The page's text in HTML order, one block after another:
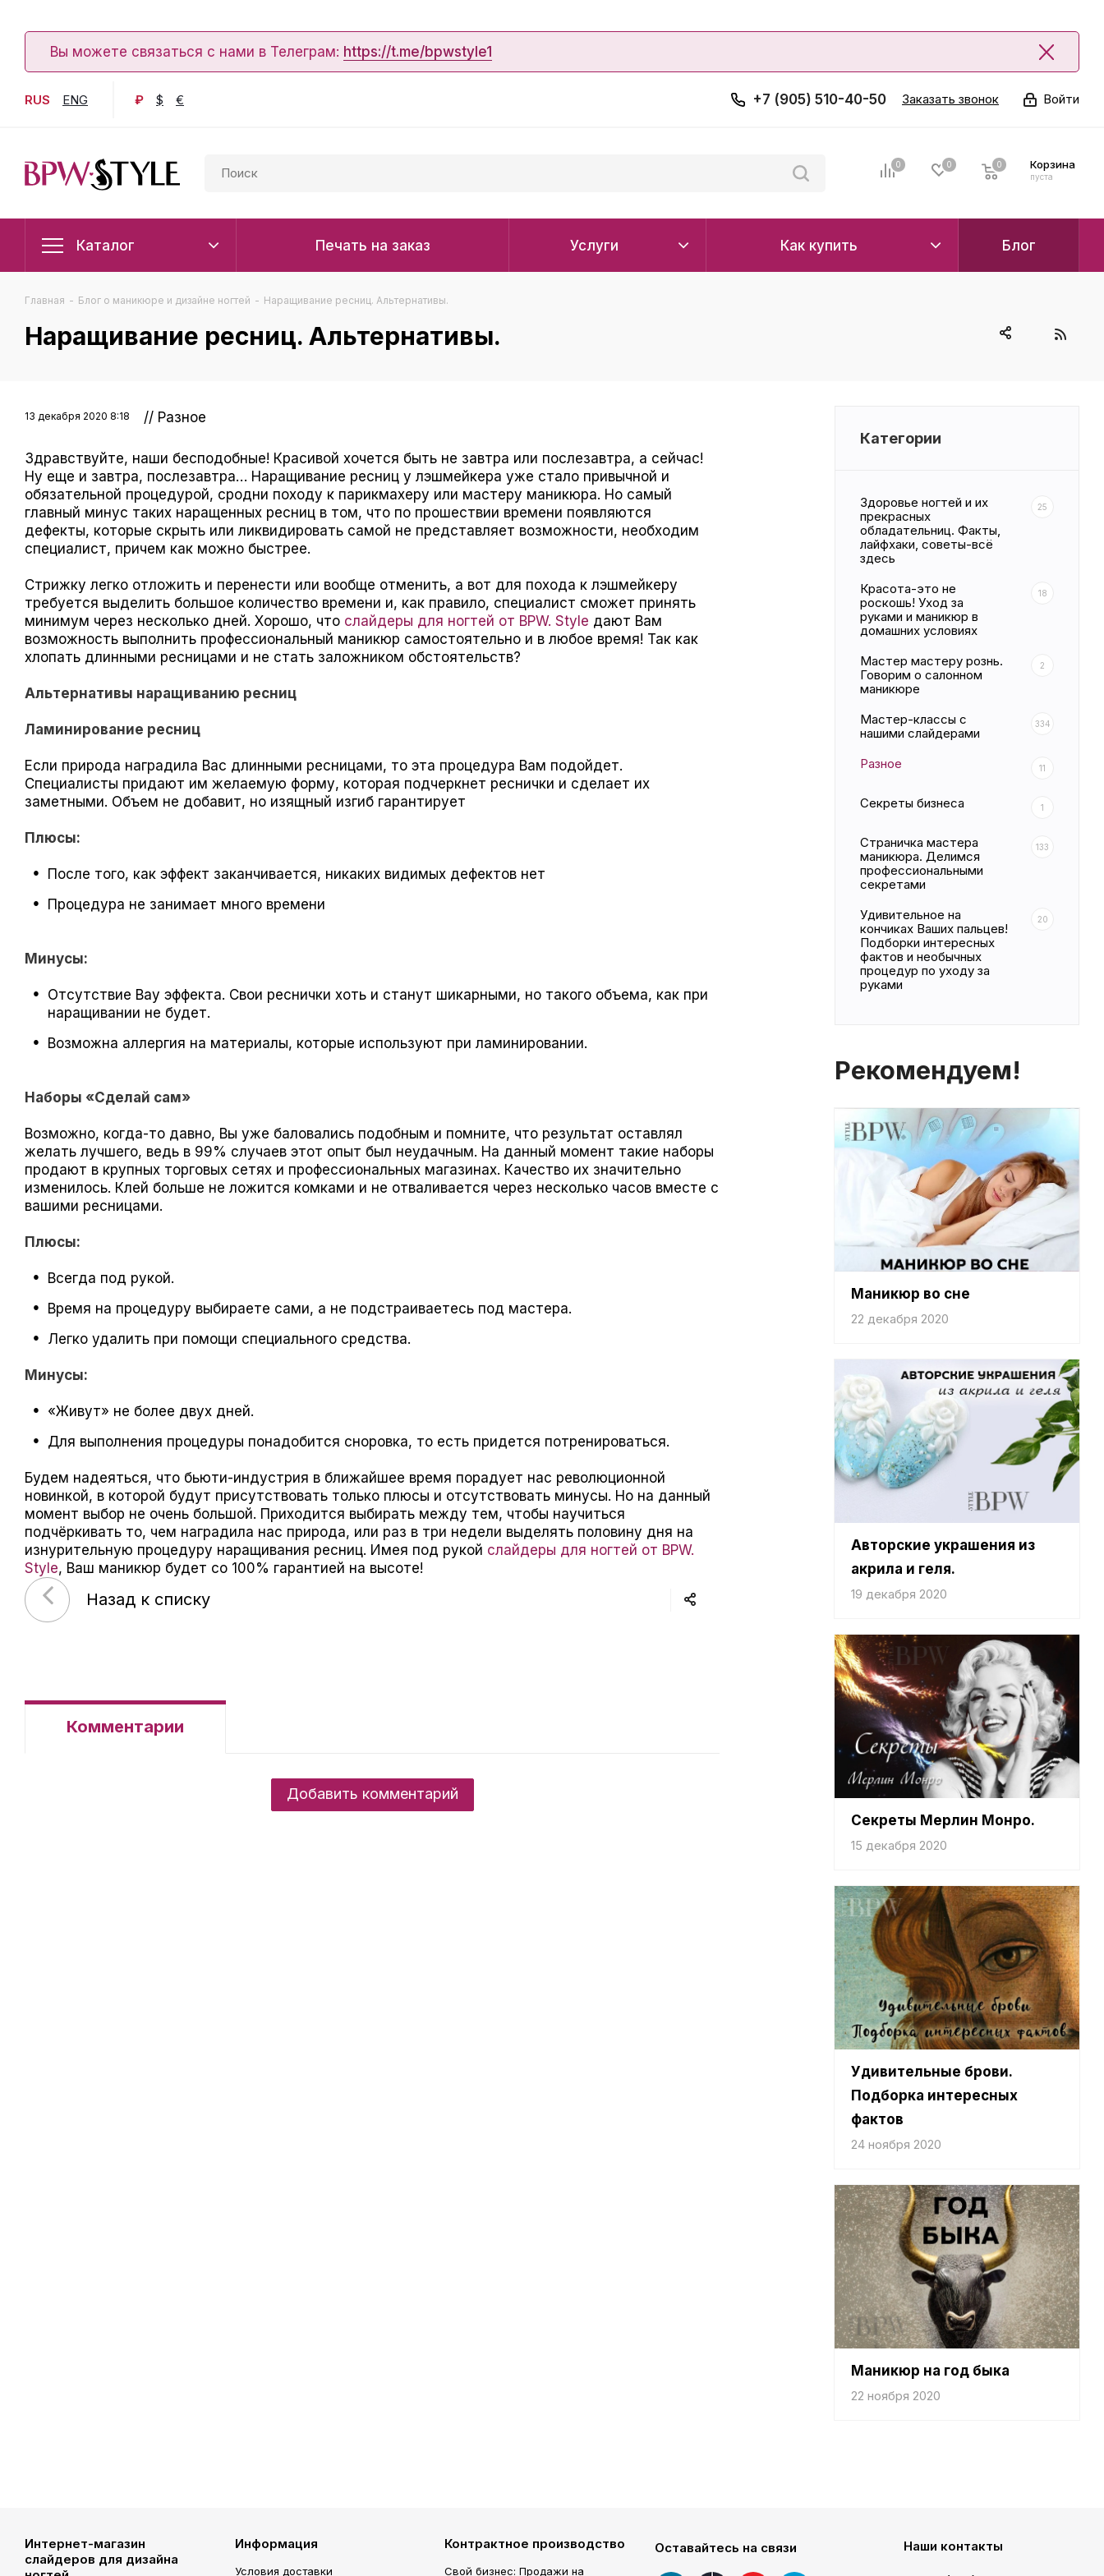
Вы можете связаться с нами в Телеграм: https://t.me/bpwstyle1
RUS ENG ₽ $ € Войти
+7 (905) 510-40-50 Заказать звонок
0 0 Корзина
0
пуста
0
Каталог Печать на заказ Услуги Как купить Блог
Главная - Блог о маникюре и дизайне ногтей - Наращивание ресниц. Альтернативы.
Наращивание ресниц. Альтернативы.
13 декабря 2020 8:18 // Разное
Здравствуйте, наши бесподобные! Красивой хочется быть не завтра или послезавтра, а сейчас!
Ну еще и завтра, послезавтра… Наращивание ресниц у лэшмейкера уже стало привычной и
обязательной процедурой, сродни походу к парикмахеру или мастеру маникюра. Но самый
главный минус таких наращенных ресниц в том, что по прошествии времени появляются
дефекты, которые скрыть или ликвидировать самой не представляет возможности, необходим
специалист, причем как можно быстрее.
Стрижку легко отложить и перенести или вообще отменить, а вот для похода к лэшмейкеру
требуется выделить большое количество времени и, как правило, специалист сможет принять
минимум через несколько дней. Хорошо, что слайдеры для ногтей от BPW. Style дают Вам
возможность выполнить профессиональный маникюр самостоятельно и в любое время! Так как
хлопать длинными ресницами и не стать заложником обстоятельств?
Альтернативы наращиванию ресниц
Ламинирование ресниц
Если природа наградила Вас длинными ресницами, то эта процедура Вам подойдет.
Специалисты придают им желаемую форму, которая подчеркнет реснички и сделает их
заметными. Объем не добавит, но изящный изгиб гарантирует
Плюсы:
После того, как эффект заканчивается, никаких видимых дефектов нет
Процедура не занимает много времени
Минусы:
Отсутствие Вау эффекта. Свои реснички хоть и станут шикарными, но такого объема, как при
наращивании не будет.
Возможна аллергия на материалы, которые используют при ламинировании.
Наборы «Сделай сам»
Возможно, когда-то давно, Вы уже баловались подобным и помните, что результат оставлял
желать лучшего, ведь в 99% случаев этот опыт был неудачным. На данный момент такие наборы
продают в крупных торговых сетях и профессиональных магазинах. Качество их значительно
изменилось. Клей больше не ложится комками и не отваливается через несколько часов вместе с
вашими ресницами.
Плюсы:
Всегда под рукой.
Время на процедуру выбираете сами, а не подстраиваетесь под мастера.
Легко удалить при помощи специального средства.
Минусы:
«Живут» не более двух дней.
Для выполнения процедуры понадобится сноровка, то есть придется потренироваться.
Будем надеяться, что бьюти-индустрия в ближайшее время порадует нас революционной
новинкой, в которой будут присутствовать только плюсы и отсутствовать минусы. Но на данный
момент выбор не очень большой. Приходится выбирать между тем, чтобы научиться
подчёркивать то, чем наградила нас природа, или раз в три недели выделять половину дня на
изнурительную процедуру наращивания ресниц. Имея под рукой слайдеры для ногтей от BPW.
Style, Ваш маникюр будет со 100% гарантией на высоте!
Назад к списку
Комментарии
Добавить комментарий
Категории
Здоровье ногтей и их
прекрасных
обладательниц. Факты,
лайфхаки, советы-всё
здесь
25
Красота-это не
роскошь! Уход за
руками и маникюр в
домашних условиях
18
Мастер мастеру рознь.
Говорим о салонном
маникюре
2
Мастер-классы с
нашими слайдерами
334
Разное 11
Секреты бизнеса 1
Страничка мастера
маникюра. Делимся
профессиональными
секретами
133
Удивительное на
кончиках Ваших пальцев!
Подборки интересных
фактов и необычных
процедур по уходу за
руками
20
Рекомендуем!
Маникюр во сне
22 декабря 2020
Авторские украшения из
акрила и геля.
19 декабря 2020
Секреты Мерлин Монро.
15 декабря 2020
Удивительные брови.
Подборка интересных
фактов
24 ноября 2020
Маникюр на год быка
22 ноября 2020
Интернет-магазин
слайдеров для дизайна
Информация
Условия доставки
Контрактное производство
Свой бизнес: Продажи на
Оставайтесь на связи Наши контакты